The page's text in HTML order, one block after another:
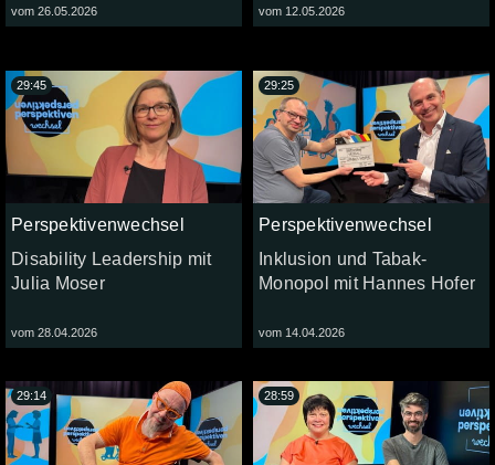
vom 26.05.2026 vom 12.05.2026
Perspektivenwechsel
Disability Leadership mit
Julia Moser
vom 28.04.2026
29:45
Perspektivenwechsel
Inklusion und Tabak-
Monopol mit Hannes Hofer
vom 14.04.2026
29:25
29:14 28:59